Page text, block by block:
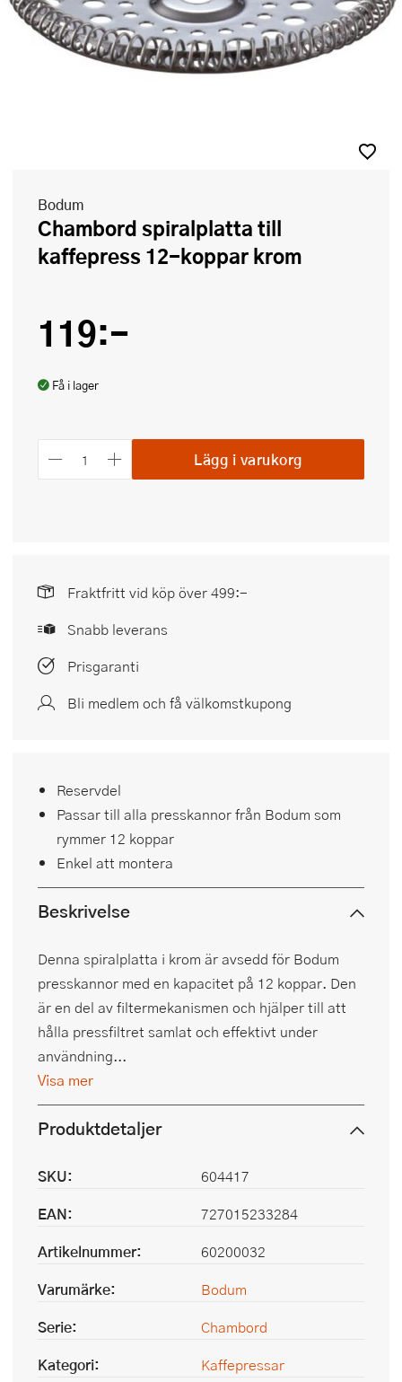
Bodum
Chambord spiralplatta till
kaffepress 12-koppar krom
119:-
Få i lager
Lägg i varukorg
Fraktfritt vid köp över 499:-
Snabb leverans
Prisgaranti
Bli medlem och få välkomstkupong
Reservdel
Passar till alla presskannor från Bodum som
rymmer 12 koppar
Enkel att montera
Beskrivelse
Denna spiralplatta i krom är avsedd för Bodum
presskannor med en kapacitet på 12 koppar. Den
är en del av filtermekanismen och hjälper till att
hålla pressfiltret samlat och effektivt under
användning...
Visa mer
Produktdetaljer
SKU:
604417
EAN:
727015233284
Artikelnummer:
60200032
Varumärke:
Bodum
Serie:
Chambord
Kategori:
Kaffepressar